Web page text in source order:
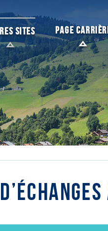
SITES PAGE